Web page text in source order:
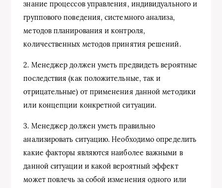
знание процессов управления, индивидуального и
группового поведения, системного анализа,
методов планирования и контроля,
количественных методов принятия решений.
2. Менеджер должен уметь предвидеть вероятные
последствия (как положительные, так и
отрицательные) от применения данной методики
или концепции конкретной ситуации.
3. Менеджер должен уметь правильно
анализировать ситуацию. Необходимо определить
какие факторы являются наиболее важными в
данной ситуации и какой вероятный эффект
может повлечь за собой изменения одного или